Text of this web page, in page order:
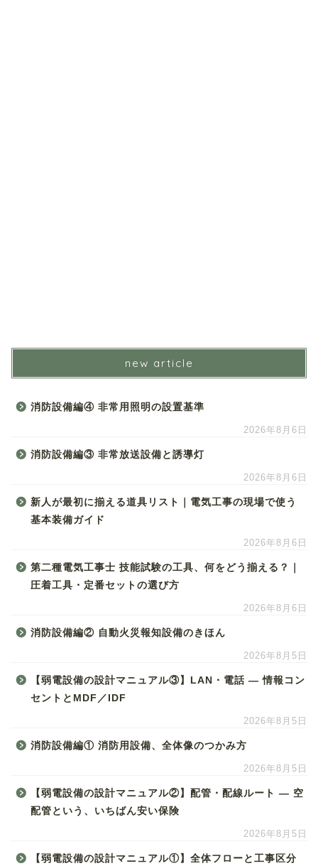
new article
消防設備編④ 非常用照明の設置基準
2026年8月6日
消防設備編③ 非常放送設備と誘導灯
2026年8月6日
新人が最初に揃える道具リスト｜電気工事の現場で使う
基本装備ガイド
2026年8月6日
第二種電気工事士 技能試験の工具、何をどう揃える？｜
圧着工具・定番セットの選び方
2026年8月6日
消防設備編② 自動火災報知設備のきほん
2026年8月5日
【弱電設備の設計マニュアル③】LAN・電話 ― 情報コン
セントとMDF／IDF
2026年8月5日
消防設備編① 消防用設備、全体像のつかみ方
2026年8月5日
【弱電設備の設計マニュアル②】配管・配線ルート ― 空
配管という、いちばん安い保険
2026年8月5日
【弱電設備の設計マニュアル①】全体フローと工事区分